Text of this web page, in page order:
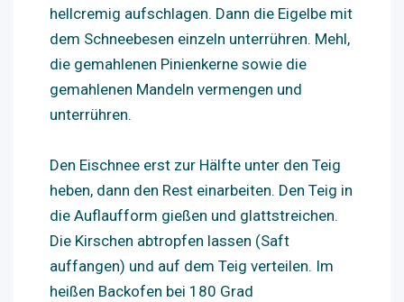
hellcremig aufschlagen. Dann die Eigelbe mit
dem Schneebesen einzeln unterrühren. Mehl,
die gemahlenen Pinienkerne sowie die
gemahlenen Mandeln vermengen und
unterrühren.
Den Eischnee erst zur Hälfte unter den Teig
heben, dann den Rest einarbeiten. Den Teig in
die Auflaufform gießen und glattstreichen.
Die Kirschen abtropfen lassen (Saft
auffangen) und auf dem Teig verteilen. Im
heißen Backofen bei 180 Grad